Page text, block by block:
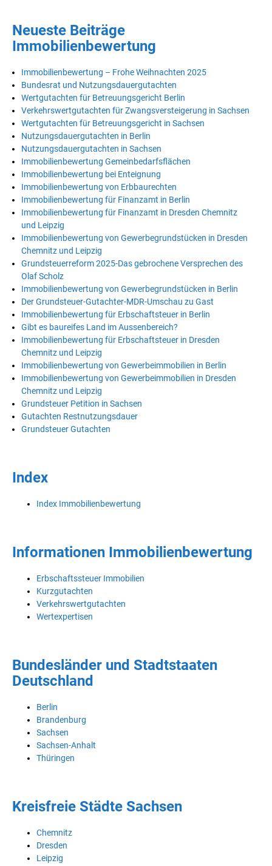
Neueste Beiträge
Immobilienbewertung
Immobilienbewertung – Frohe Weihnachten 2025
Bundesrat und Nutzungsdauergutachten
Wertgutachten für Betreuungsgericht Berlin
Verkehrswertgutachten für Zwangsversteigerung in Sachsen
Wertgutachten für Betreuungsgericht in Sachsen
Nutzungsdauergutachten in Berlin
Nutzungsdauergutachten in Sachsen
Immobilienbewertung Gemeinbedarfsflächen
Immobilienbewertung bei Enteignung
Immobilienbewertung von Erbbaurechten
Immobilienbewertung für Finanzamt in Berlin
Immobilienbewertung für Finanzamt in Dresden Chemnitz
und Leipzig
Immobilienbewertung von Gewerbegrundstücken in Dresden
Chemnitz und Leipzig
Grundsteuerreform 2025-Das gebrochene Versprechen des
Olaf Scholz
Immobilienbewertung von Gewerbegrundstücken in Berlin
Der Grundsteuer-Gutachter-MDR-Umschau zu Gast
Immobilienbewertung für Erbschaftsteuer in Berlin
Gibt es baureifes Land im Aussenbereich?
Immobilienbewertung für Erbschaftsteuer in Dresden
Chemnitz und Leipzig
Immobilienbewertung von Gewerbeimmobilien in Berlin
Immobilienbewertung von Gewerbeimmobilien in Dresden
Chemnitz und Leipzig
Grundsteuer Petition in Sachsen
Gutachten Restnutzungsdauer
Grundsteuer Gutachten
Index
Index Immobilienbewertung
Informationen Immobilienbewertung
Erbschaftssteuer Immobilien
Kurzgutachten
Verkehrswertgutachten
Wertexpertisen
Bundesländer und Stadtstaaten
Deutschland
Berlin
Brandenburg
Sachsen
Sachsen-Anhalt
Thüringen
Kreisfreie Städte Sachsen
Chemnitz
Dresden
Leipzig